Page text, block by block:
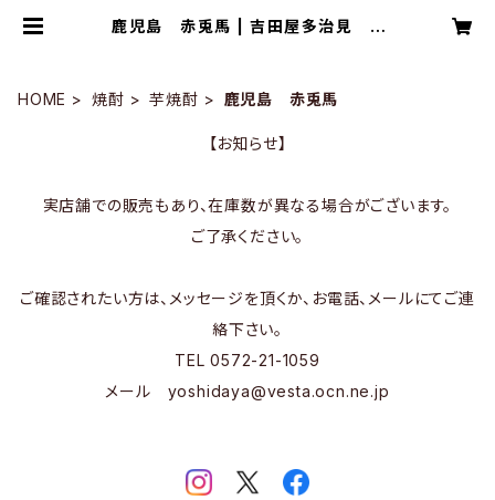
鹿児島 赤兎馬 | 吉田屋多治見 O
HOME 焼酎 芋焼酎 鹿児島 赤兎馬
【お知らせ】
実店舗での販売もあり、在庫数が異なる場合がございます。
ご了承ください。
ご確認されたい方は、メッセージを頂くか、お電話、メールにてご連
絡下さい。
TEL 0572-21-1059
メール yoshidaya@vesta.ocn.ne.jp